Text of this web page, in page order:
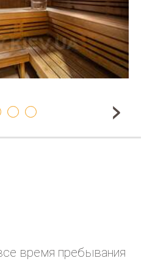
время пребывания